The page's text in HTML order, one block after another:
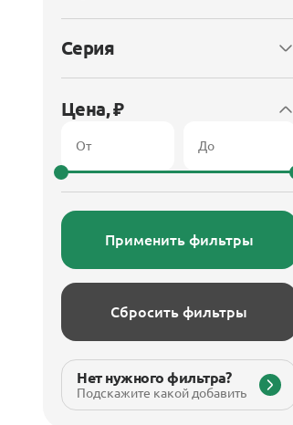
Серия
Цена, ₽
Применить фильтры
Сбросить фильтры
Нет нужного фильтра?
Подскажите какой добавить